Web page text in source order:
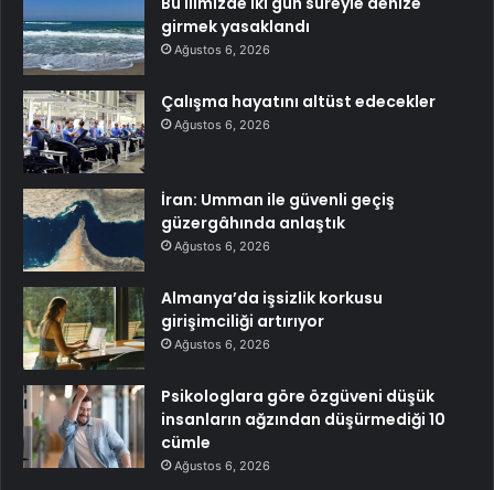
girmek yasaklandı
Ağustos 6, 2026
Çalışma hayatını altüst edecekler
Ağustos 6, 2026
İran: Umman ile güvenli geçiş
güzergâhında anlaştık
Ağustos 6, 2026
Almanya’da işsizlik korkusu
girişimciliği artırıyor
Ağustos 6, 2026
Psikologlara göre özgüveni düşük
insanların ağzından düşürmediği 10
cümle
Ağustos 6, 2026